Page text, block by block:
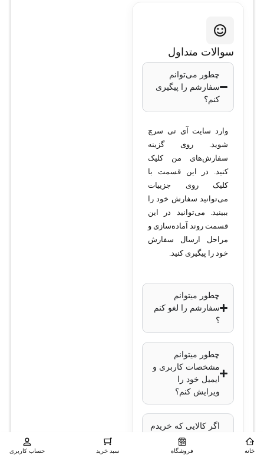
سوالات متداول
چطور می‌توانم
سفارشم را پیگیری
کنم؟
وارد سایت آی تی سرچ
شوید. روی گزینه
سفارش‌های من کلیک
کنید. در این قسمت با
کلیک روی جزییات
می‌توانید سفارش خود را
ببینید. می‌توانید در این
قسمت روند آماده‌سازی و
مراحل ارسال سفارش
خود را پیگیری کنید.
چطور میتوانم
سفارشم را لغو کنم
؟
چطور میتوانم
مشخصات کاربری و
ایمیل خود را
ویرایش کنم؟
اگر کالایی که خریدم
در حمل و نقل آسیب
ببیند چگونه از
خانه فروشگاه سبد خرید حساب کاربری